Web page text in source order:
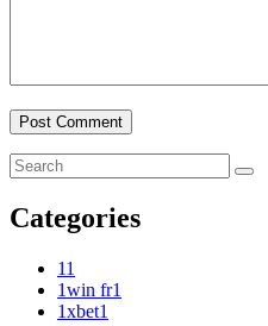
Categories
11
1win fr1
1xbet1